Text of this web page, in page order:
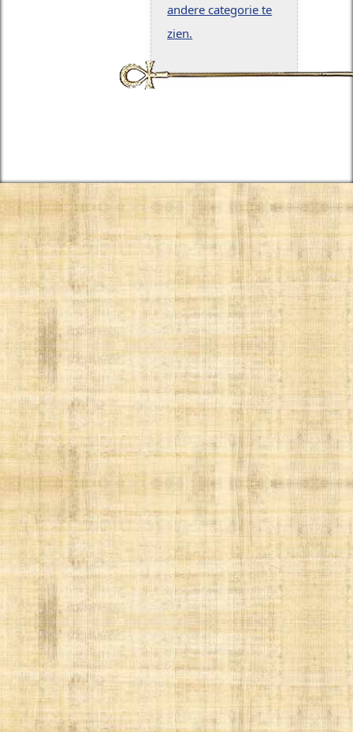
andere categorie te
zien.